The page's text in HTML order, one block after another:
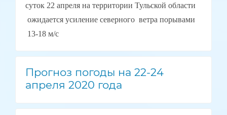
суток 22 апреля на территории Тульской области
ожидается усиление северного ветра порывами
13-18 м/с
Прогноз погоды на 22-24
апреля 2020 года